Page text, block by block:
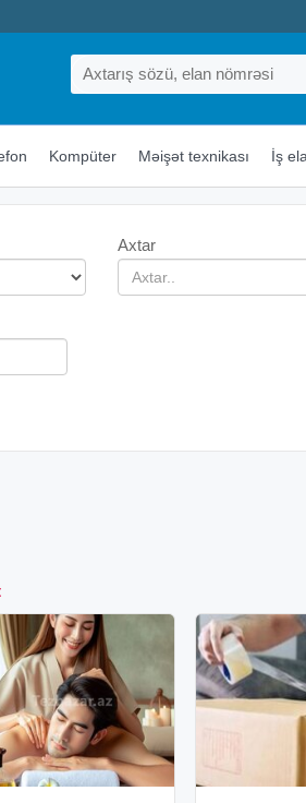
Kompüter Məişət texnikası İş
Axtar